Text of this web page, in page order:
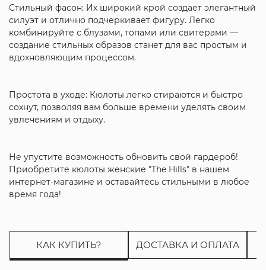
Стильный фасон: Их широкий крой создает элегантный
силуэт и отлично подчеркивает фигуру. Легко
комбинируйте с блузами, топами или свитерами —
создание стильных образов станет для вас простым и
вдохновляющим процессом.
Простота в уходе: Кюлоты легко стираются и быстро
сохнут, позволяя вам больше времени уделять своим
увлечениям и отдыху.
Не упустите возможность обновить свой гардероб!
Приобретите кюлоты женские "The Hills" в нашем
интернет-магазине и оставайтесь стильными в любое
время года!
КАК КУПИТЬ? ДОСТАВКА И ОПЛАТА